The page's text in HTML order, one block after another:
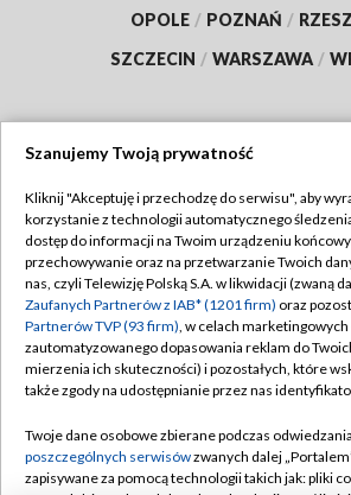
OPOLE / POZNAŃ /
SZCZECIN / WARSZAWA /
TVP
Abonament TVP
Emisja w TVP
Centrum informacji TVP
Naziemna Telewizja Cyfrowa
Rada Programowa
Regulamin TVP
Polityka
Moje zgody
Pomoc
Kontakt
Szanujemy Twoją prywatność
Kliknij "Akceptuję i przechodzę do serwisu", aby
korzystanie z technologii automatycznego
dostęp do informacji na Twoim urządzeniu
przechowywanie oraz na przetwarzanie Twoich
nas, czyli Telewizję Polską S.A. w likwidacji (zwaną
Zaufanych Partnerów z IAB* (1201 firm) oraz
Partnerów TVP (93 firm), w celach
zautomatyzowanego dopasowania reklam do
mierzenia ich skuteczności) i pozostałych, które
także zgody na udostępnianie przez nas
Twoje dane osobowe zbierane podczas
poszczególnych serwisówzwanych dalej
zapisywane za pomocą technologii takich jak: pliki